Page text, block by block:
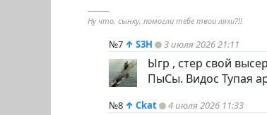
----------
Ну что, сынку, помогли тебе твои ляхи?!!
№7 ↑ S3H 3 июля 2026 21:11
Ыгр , стер свой
ПыСы. Видос Тупая
№8 ↑ Ckat 4 июля 2026 11:33